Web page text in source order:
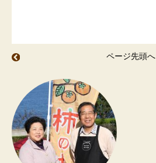
ページ先頭へ